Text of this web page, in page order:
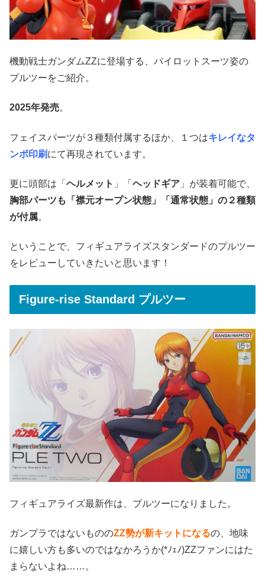
機動戦士ガンダムZZに登場する、パイロットスーツ姿の
プルツーをご紹介。
2025年発売。
フェイスパーツが３種類付属するほか、１つはキレイなタ
ンポ印刷 にて再現されています。
更に頭部は「 ヘルメット 」「 ヘッドギア 」が装着可能で、
胸部パーツも「襟元オープン状態」「通常状態」の２種類
が付属。
ということで、フィギュアライズスタンダードのプルツー
をレビューしていきたいと思います！
Figure-rise Standard プルツー
フィギュアライズ最新作は、プルツーになりました。
ガンプラではないもののZZ勢が新キットになるの、地味
に嬉しい方も多いのではなかろうか(*ﾉｪﾉ)ZZファンにはた
まらないよね……。